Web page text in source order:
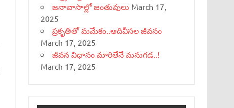
జనావాసాల్లో జంతువులు March 17,
2025
ప్రకృతితో మమేకం..ఆదివీసల జీవనం
March 17, 2025
జీవన విధానం మారితేనే మనుగడ..!
March 17, 2025